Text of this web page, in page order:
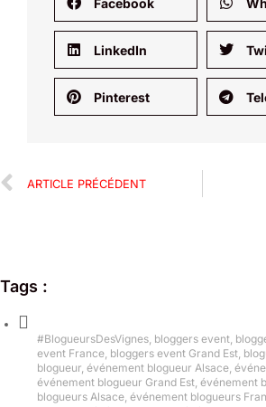
Facebook
LinkedIn
Pinterest
ARTICLE PRÉCÉDENT
Tags :
#BlogueursDesVignes, bloggers event,
event France, bloggers event Grand Est,
blogueur, événement blogueur Alsace,
événement blogueur Grand Est, événement
blogueurs Alsace, événement blogueurs